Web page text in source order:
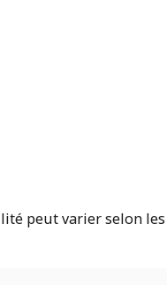
peut varier selon